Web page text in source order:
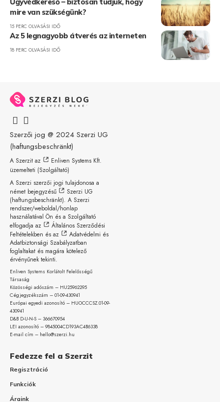
mire van szükségünk?
15 PERC OLVASÁSI IDŐ
Az 5 legnagyobb átverés az interneten
18 PERC OLVASÁSI IDŐ
Szerzői jog @ 2024 Szerzi UG
(haftungsbeschränkt)
A Szerzit az
Enliven Systems Kft.
üzemelteti (Szolgáltató)
A Szerzi szerzői jogi tulajdonosa a
német bejegyzésű
Szerzi UG
(haftungsbeschränkt). A Szerzi
rendszer/weboldal/honlap
használatával Ön és a Szolgáltató
elfogadja az
Általános Szerződési
Feltételekben és az
Adatvédelmi és
Adatbiztonsági Szabályzatban
foglaltakat és magára kötelező
érvényűnek tekinti.
Enliven Systems Korlátolt Felelősségű
Társaság
Közösségi adószám – HU25962295
Cégjegyzékszám – 01-09-430941
Európai egyedi azonosító – HUOCCCSZ.01-09-
430941
D&B D-U-N-S – 366670954
LEI azonosító – 9845004CD193AC4B6338
E-mail cím – hello@szerzi.hu
Fedezze fel a Szerzit
Regisztráció
Funkciók
Áraink